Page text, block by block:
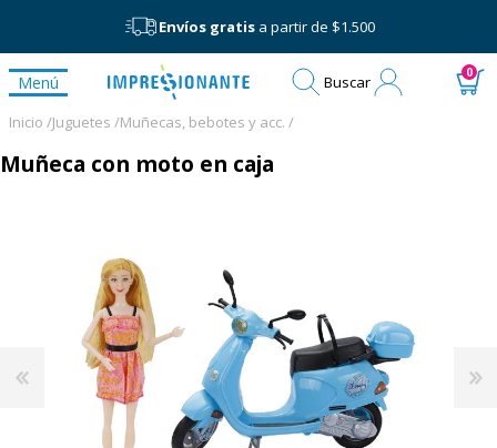
Envíos gratisa partir de $1.500
Menú Buscar 0
Inicio /Juguetes /Muñecas, bebotes y acc. /
Muñeca con moto en caja